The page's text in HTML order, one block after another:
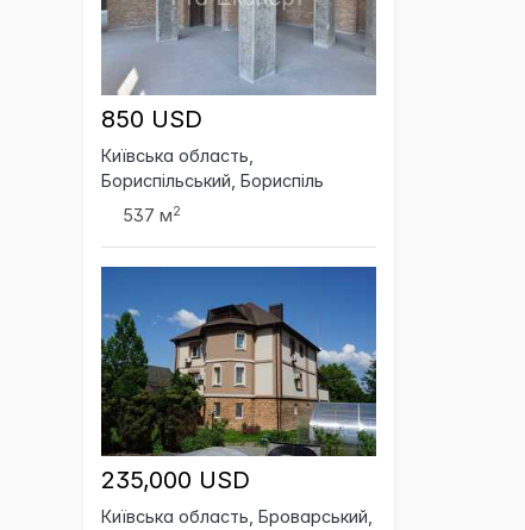
850 USD
Київська область,
Бориспільський, Бориспіль
537 м2
235,000 USD
Київська область, Броварський,